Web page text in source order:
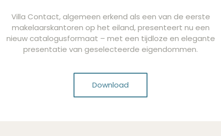
Villa Contact, algemeen erkend als een van de eerste
makelaarskantoren op het eiland, presenteert nu een
nieuw catalogusformaat – met een tijdloze en elegante
presentatie van geselecteerde eigendommen.
Download